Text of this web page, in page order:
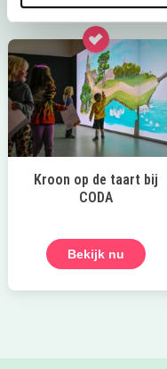
Kroon op de taart bij
CODA
Bekijk nu